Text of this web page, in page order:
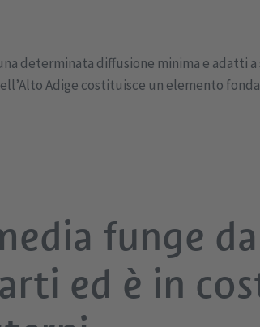
determinata diffusione minima e adatti
Adige costituisce un elemento
funge
ed è in